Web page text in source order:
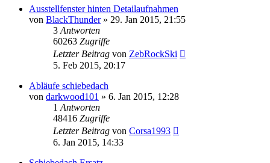
Ausstellfenster hinten Detailaufnahmen
von BlackThunder» 29. Jan 2015, 21:55
3 Antworten
60263 Zugriffe
Letzter Beitrag von ZebRockSki
5. Feb 2015, 20:17
Abläufe schiebedach
von darkwood101 » 6. Jan 2015, 12:28
1 Antworten
48416 Zugriffe
Letzter Beitrag von Corsa1993
6. Jan 2015, 14:33